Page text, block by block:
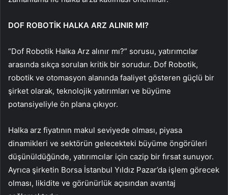
DOF ROBOTİK HALKA ARZ ALINIR MI?
“Dof Robotik Halka Arz alınır mı?” sorusu, yatırımcılar
arasında sıkça sorulan kritik bir sorudur. Dof Robotik,
robotik ve otomasyon alanında faaliyet gösteren güçlü bir
şirket olarak, teknolojik yatırımları ve büyüme
potansiyeliyle ön plana çıkıyor.
Halka arz fiyatının makul seviyede olması, piyasa
dinamikleri ve sektörün gelecekteki büyüme öngörüleri
düşünüldüğünde, yatırımcılar için cazip bir fırsat sunuyor.
Ayrıca şirketin Borsa İstanbul Yıldız Pazar’da işlem görecek
olması, likidite ve görünürlük açısından avantaj